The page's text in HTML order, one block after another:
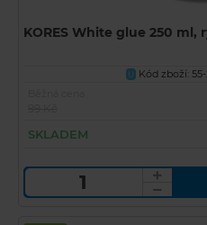
KORES White glue 250
U Kód zboží:
SKLADEM